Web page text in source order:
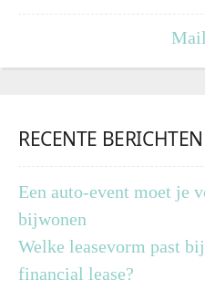
RECENTE BERICHTEN
Een auto-event moet je
bijwonen
Welke leasevorm past
financial lease?